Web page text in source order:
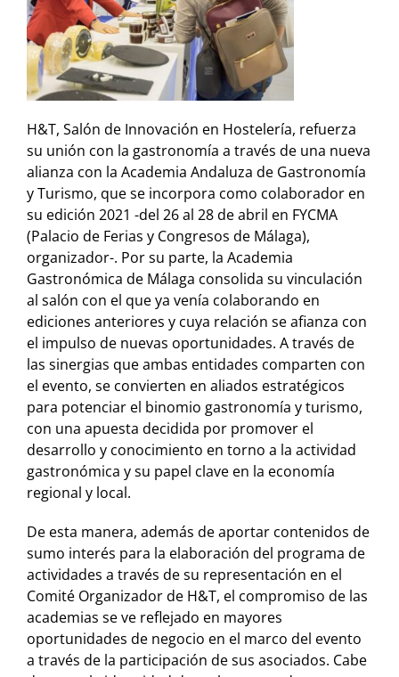
H&T, Salón de Innovación en Hostelería, refuerza
su unión con la gastronomía a través de una nueva
alianza con la Academia Andaluza de Gastronomía
y Turismo, que se incorpora como colaborador en
su edición 2021 -del 26 al 28 de abril en FYCMA
(Palacio de Ferias y Congresos de Málaga),
organizador-. Por su parte, la Academia
Gastronómica de Málaga consolida su vinculación
al salón con el que ya venía colaborando en
ediciones anteriores y cuya relación se afianza con
el impulso de nuevas oportunidades. A través de
las sinergias que ambas entidades comparten con
el evento, se convierten en aliados estratégicos
para potenciar el binomio gastronomía y turismo,
con una apuesta decidida por promover el
desarrollo y conocimiento en torno a la actividad
gastronómica y su papel clave en la economía
regional y local.
De esta manera, además de aportar contenidos de
sumo interés para la elaboración del programa de
actividades a través de su representación en el
Comité Organizador de H&T, el compromiso de las
academias se ve reflejado en mayores
oportunidades de negocio en el marco del evento
a través de la participación de sus asociados. Cabe